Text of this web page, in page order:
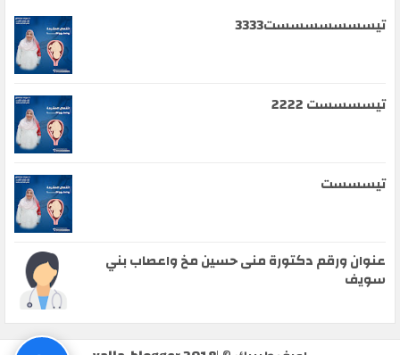
تيسسسسسسست3333
تيسسسست 2222
تيسسست
عنوان ورقم دكتورة منى حسين مخ واعصاب بني
سويف